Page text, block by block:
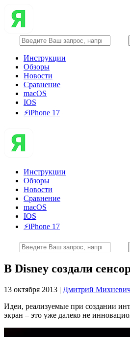
Инструкции
Обзоры
Новости
Сравнение
macOS
IOS
⚡️iPhone 17
Инструкции
Обзоры
Новости
Сравнение
macOS
IOS
⚡️iPhone 17
В Disney создали
13 октября 2013 | Дмитрий
Идеи, реализуемые при создании
экран – это уже далеко не